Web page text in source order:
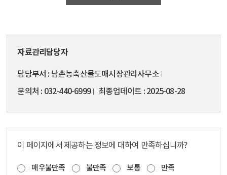
자료관리담당자
담당부서
남촌농축산물도매시장관리사무소
문의처
032-440-6999 최종업데이트 2025-08-28
이 페이지에서 제공하는 정보에 대하여 만족하십니까?
매우불만족 불만족 보통
만족